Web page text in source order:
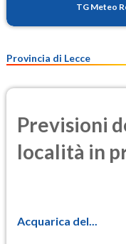
TG Meteo
Provincia di Lecce
Previsioni
località in
Acquarica del...